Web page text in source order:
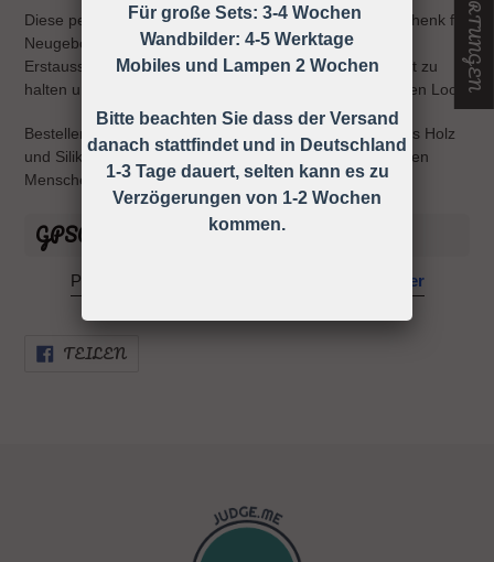
Diese personalisierte Schnullerkette ist das ideale Geschenk für
Neugeborene und eine wunderbare Ergänzung für die
Erstausstattung. Sie hilft, den Schnuller immer griffbereit zu
halten und verleiht Ihrem Baby gleichzeitig einen stilvollen Look.
Bestellen Sie jetzt Ihre personalisierte Schnullerkette aus Holz
und Silikon und machen Sie Ihrem Kind oder einem lieben
Menschen eine Freude!
GPSR Informationen
Powered by GPSR Compliance Manager
TEILENFACEBOOK
Für große Sets: 3-4 Wochen
Wandbilder: 4-5 Werktage
Mobiles und Lampen 2 Wochen
Bitte beachten Sie dass der Versand
danach stattfindet und in Deutschland
1-3 Tage dauert, selten kann es zu
Verzögerungen von 1-2 Wochen
kommen.